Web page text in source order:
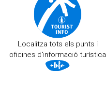
Localitza tots els punts i
oficines d'informació turística